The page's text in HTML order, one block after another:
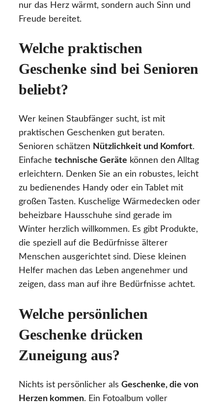
nur das Herz wärmt, sondern auch Sinn und
Freude bereitet.
Welche praktischen
Geschenke sind bei Senioren
beliebt?
Wer keinen Staubfänger sucht, ist mit
praktischen Geschenken gut beraten.
Senioren schätzen Nützlichkeit und Komfort.
Einfache technische Geräte können den Alltag
erleichtern. Denken Sie an ein robustes, leicht
zu bedienendes Handy oder ein Tablet mit
großen Tasten. Kuschelige Wärmedecken oder
beheizbare Hausschuhe sind gerade im
Winter herzlich willkommen. Es gibt Produkte,
die speziell auf die Bedürfnisse älterer
Menschen ausgerichtet sind. Diese kleinen
Helfer machen das Leben angenehmer und
zeigen, dass man auf ihre Bedürfnisse achtet.
Welche persönlichen
Geschenke drücken
Zuneigung aus?
Nichts ist persönlicher als Geschenke, die von
Herzen kommen. Ein Fotoalbum voller